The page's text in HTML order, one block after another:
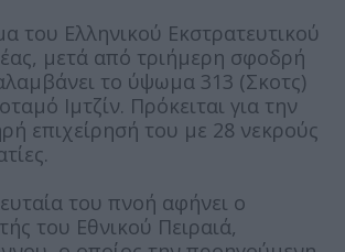
του Ελληνικού Εκστρατευτικού
μετά από τριήμερη σφοδρή
το ύψωμα 313 (Σκοτς)
Ιμτζίν. Πρόκειται για την
επιχείρησή του με 28 νεκρούς
του πνοή αφήνει ο
του Εθνικού Πειραιά,